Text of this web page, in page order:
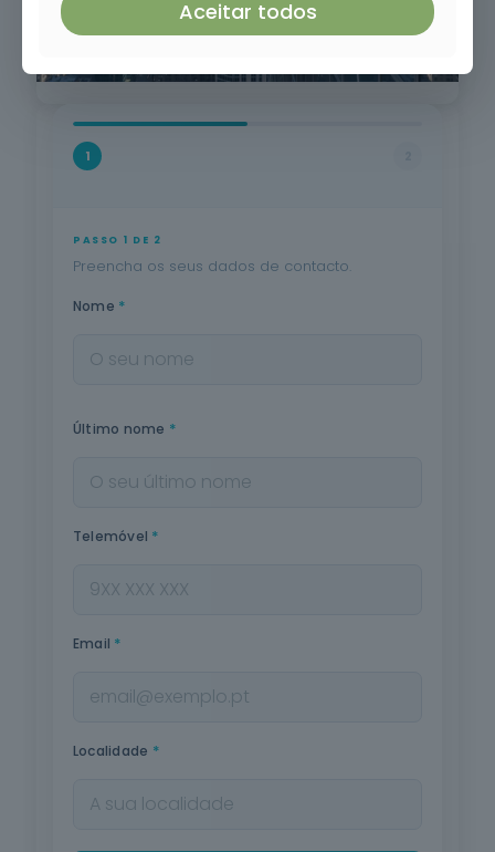
1
PASSO 1 DE 2
Preencha os seus dados de contacto.
Nome *
Último nome *
Telemóvel *
Email *
Localidade *
Aceitar todos